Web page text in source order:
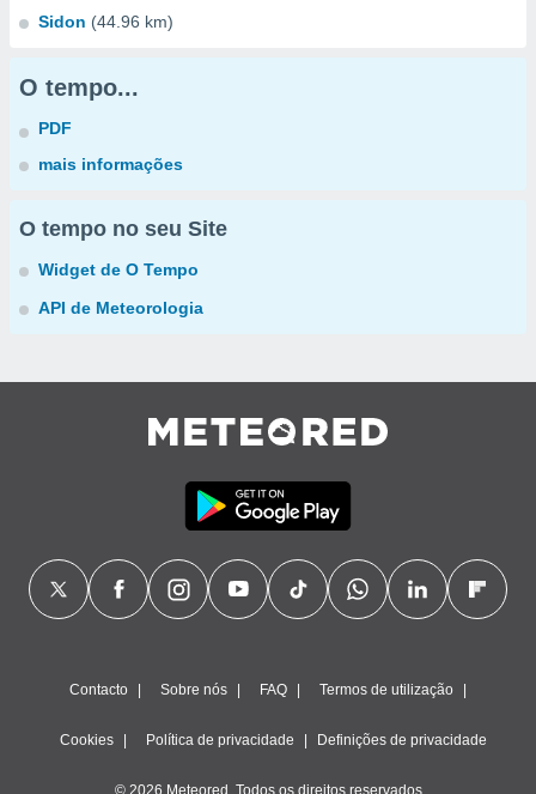
Sidon (44.96 km)
O tempo...
PDF
mais informações
O tempo no seu Site
Widget de O Tempo
API de Meteorologia
Contacto Sobre nós FAQ Termos de utilização
Cookies Política de privacidade Definições de privacidade
© 2026 Meteored. Todos os direitos reservados